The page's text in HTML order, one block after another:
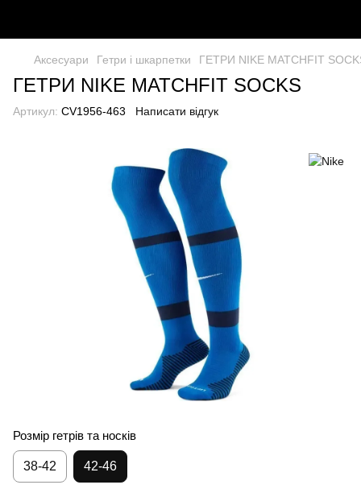
Аксесуари Гетри і шкарпетки ГЕТРИ NIKE MATCHFIT
ГЕТРИ NIKE MATCHFIT SOCKS
Артикул: CV1956-463 Написати відгук
Розмір гетрів та носків
38-42 42-46